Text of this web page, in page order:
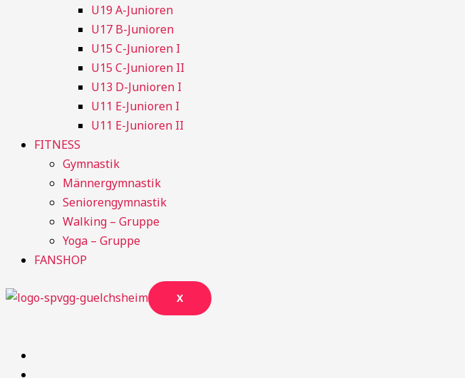
U19 A-Junioren
U17 B-Junioren
U15 C-Junioren I
U15 C-Junioren II
U13 D-Junioren I
U11 E-Junioren I
U11 E-Junioren II
FITNESS
Gymnastik
Männergymnastik
Seniorengymnastik
Walking – Gruppe
Yoga – Gruppe
FANSHOP
X